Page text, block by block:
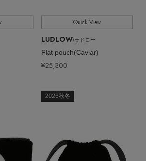
ンドが交差する16の名品
Quick View
LUDLOW/ラドロー
Flat pouch(Caviar)
¥25,300
2026秋冬